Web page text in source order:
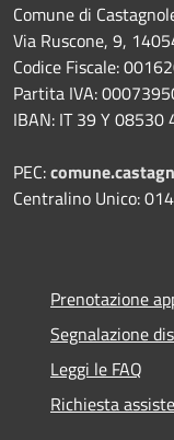
Comune di
Via Ruscone, 9,
Codice Fiscale:
Partita IVA:
IBAN: IT 39 Y
PEC:
Centralino Unico:
Prenotazione
Segnalazione
Leggi le FAQ
Richiesta